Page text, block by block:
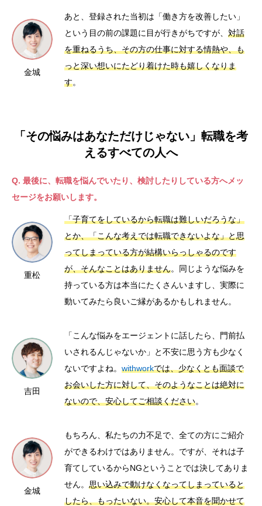
金城
あと、登録された当初は「働き方を改善したい」
という目の前の課題に目が行きがちですが、 対話
を重ねるうち、その方の仕事に対する情熱や、も
っと深い想いにたどり着けた時も嬉しくなりま
す。
「その悩みはあなただけじゃない」転職を考
えるすべての人へ
Q. 最後に、転職を悩んでいたり、検討したりしている方へメッ
セージをお願いします。
重松
「子育てをしているから転職は難しいだろうな」
とか、「こんな考えでは転職できないよな」と思
ってしまっている方が結構いらっしゃるのです
が、そんなことはありません。同じような悩みを
持っている方は本当にたくさんいますし、実際に
動いてみたら良いご縁があるかもしれません。
吉田
「こんな悩みをエージェントに話したら、門前払
いされるんじゃないか」と不安に思う方も少なく
ないですよね。 withworkでは、少なくとも面談で
お会いした方に対して、そのようなことは絶対に
ないので、安心してご相談ください。
金城
もちろん、私たちの力不足で、全ての方にご紹介
ができるわけではありません。ですが、それは子
育てしているからNGということでは決してありま
せん。 思い込みで動けなくなってしまっていると
したら、もったいない。安心して本音を聞かせて